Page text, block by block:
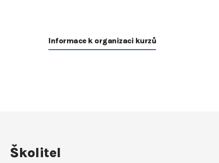
Informace k organizaci kurzů
Školitel